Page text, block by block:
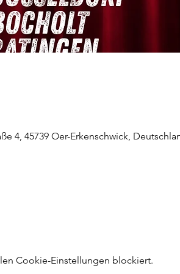
4, 45739 Oer-Erkenschwick,
Cookie-Einstellungen blockiert.